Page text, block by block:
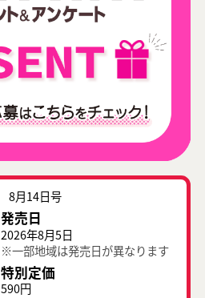
8月14日号
発売日
2026年8月5日
※一部地域は発売日が異なります
特別定価
590円